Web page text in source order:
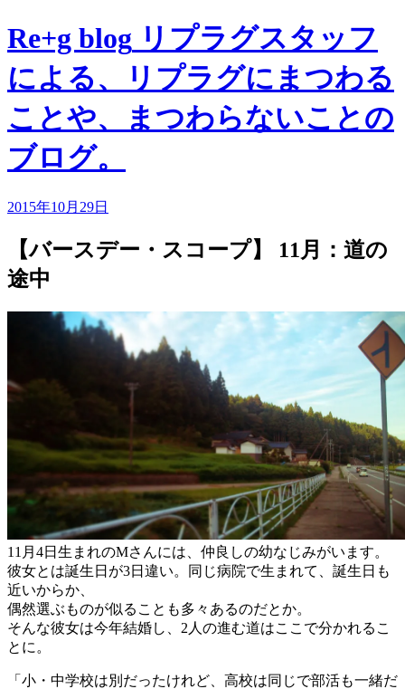
Re+g blog リプラグスタッフ
による、リプラグにまつわる
ことや、まつわらないことの
ブログ。
2015年10月29日
【バースデー・スコープ】 11月：道の
途中
11月4日生まれのMさんには、仲良しの幼なじみがいます。
彼女とは誕生日が3日違い。同じ病院で生まれて、誕生日も
近いからか、
偶然選ぶものが似ることも多々あるのだとか。
そんな彼女は今年結婚し、2人の進む道はここで分かれるこ
とに。
「小・中学校は別だったけれど、高校は同じで部活も一緒だ